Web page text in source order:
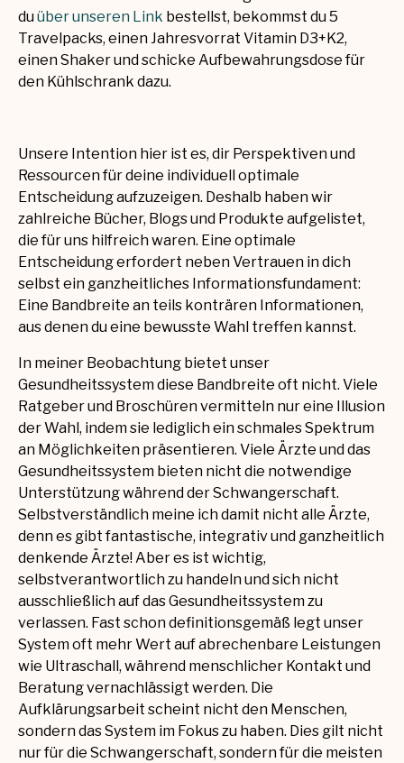
duüber unseren Link bestellst, bekommst du 5
Travelpacks, einen Jahresvorrat Vitamin D3+K2,
einen Shaker und schicke Aufbewahrungsdose für
den Kühlschrank dazu.
Unsere Intention hier ist es, dir Perspektiven und
Ressourcen für deine individuell optimale
Entscheidung aufzuzeigen. Deshalb haben wir
zahlreiche Bücher, Blogs und Produkte aufgelistet,
die für uns hilfreich waren. Eine optimale
Entscheidung erfordert neben Vertrauen in dich
selbst ein ganzheitliches Informationsfundament:
Eine Bandbreite an teils konträren Informationen,
aus denen du eine bewusste Wahl treffen kannst.
In meiner Beobachtung bietet unser
Gesundheitssystem diese Bandbreite oft nicht. Viele
Ratgeber und Broschüren vermitteln nur eine Illusion
der Wahl, indem sie lediglich ein schmales Spektrum
an Möglichkeiten präsentieren. Viele Ärzte und das
Gesundheitssystem bieten nicht die notwendige
Unterstützung während der Schwangerschaft.
Selbstverständlich meine ich damit nicht alle Ärzte,
denn es gibt fantastische, integrativ und ganzheitlich
denkende Ärzte! Aber es ist wichtig,
selbstverantwortlich zu handeln und sich nicht
ausschließlich auf das Gesundheitssystem zu
verlassen. Fast schon definitionsgemäß legt unser
System oft mehr Wert auf abrechenbare Leistungen
wie Ultraschall, während menschlicher Kontakt und
Beratung vernachlässigt werden. Die
Aufklärungsarbeit scheint nicht den Menschen,
sondern das System im Fokus zu haben. Dies gilt nicht
nur für die Schwangerschaft, sondern für die meisten